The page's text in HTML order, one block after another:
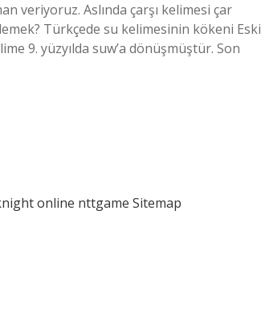
veriyoruz. Aslında çarşı kelimesi çar
Türkçede su kelimesinin kökeni Eski
9. yüzyılda suw’a dönüşmüştür. Son
online nttgame Sitemap